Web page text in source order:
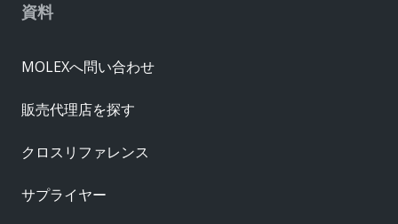
資料
MOLEXへ問い合わせ
販売代理店を探す
クロスリファレンス
サプライヤー